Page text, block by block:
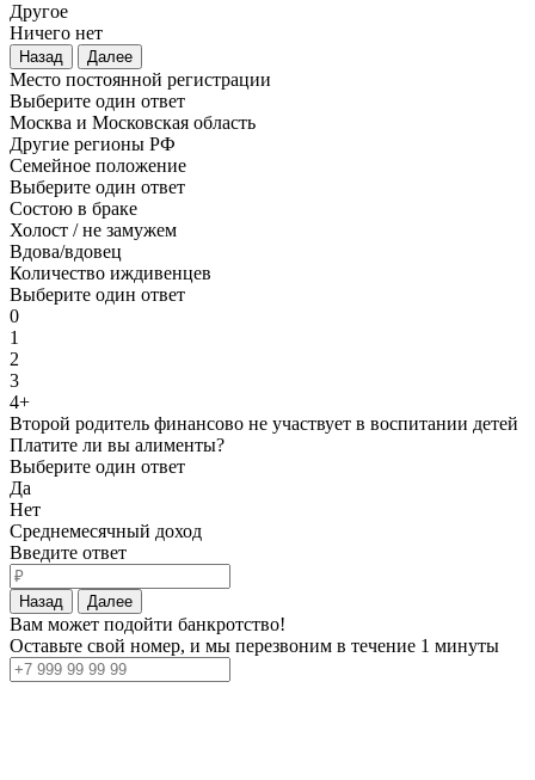
Другое
Ничего нет
Назад Далее
Место постоянной регистрации
Выберите один ответ
Москва и Московская область
Другие регионы РФ
Семейное положение
Выберите один ответ
Состою в браке
Холост / не замужем
Вдова/вдовец
Количество иждивенцев
Выберите один ответ
0
1
2
3
4+
Второй родитель финансово не участвует в воспитании детей
Платите ли вы алименты?
Выберите один ответ
Да
Нет
Среднемесячный доход
Введите ответ
Назад Далее
Вам может подойти банкротство!
Оставьте свой номер, и мы перезвоним в течение 1 минуты